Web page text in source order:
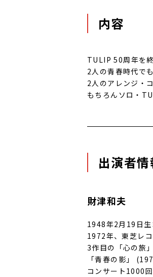
内容
TULIP 50周年を
2人の青春時代で
2人のアレンジ・
もちろんソロ・
出演者情
財津和夫
1948年2月19日生
1972年、東芝レ
3作目の「心の旅
「青春の影」
コンサート1000